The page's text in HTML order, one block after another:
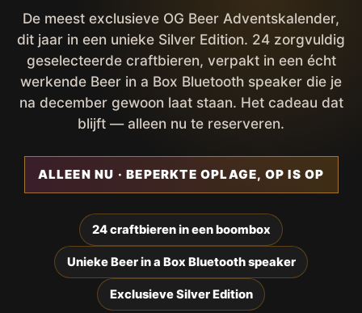
De meest exclusieve OG Beer Adventskalender,
dit jaar in een unieke Silver Edition. 24 zorgvuldig
geselecteerde craftbieren, verpakt in een écht
werkende Beer in a Box Bluetooth speaker die je
na december gewoon laat staan. Het cadeau dat
blijft — alleen nu te reserveren.
ALLEEN NU · BEPERKTE OPLAGE, OP IS OP
24 craftbieren in een boombox
Unieke Beer in a Box Bluetooth speaker
Exclusieve Silver Edition